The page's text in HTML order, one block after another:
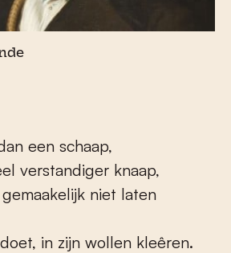
een schaap,
verstandiger knaap,
niet laten
in zijn wollen kleêren.